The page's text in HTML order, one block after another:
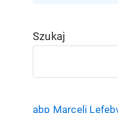
Szukaj
abp Marceli